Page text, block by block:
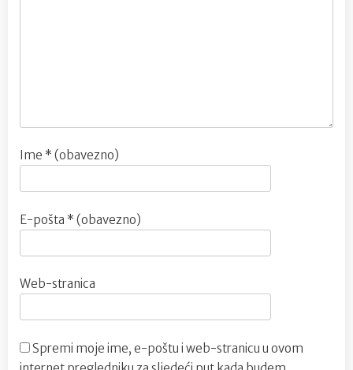
Ime * (obavezno)
E-pošta * (obavezno)
Web-stranica
Spremi moje ime, e-poštu i web-stranicu u ovom